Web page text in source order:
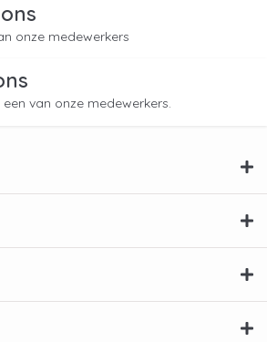
onze medewerkers
van onze medewerkers.